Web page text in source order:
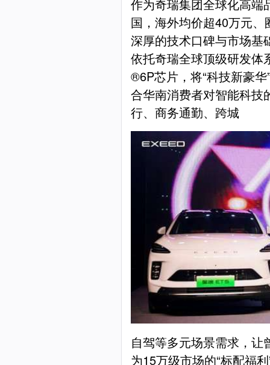
作为奇瑞集团全球化高端
国，海外均价超40万元
深厚的技术口碑与市场基
依托奇瑞全球顶级研发体
®6P芯片，将“科技新豪
合华南消费者对智能科技
行、商务通勤、跨城
自驾等多元场景需求，
为15万级市场的“标配福